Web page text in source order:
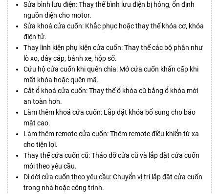
Sửa bình lưu điện: Thay thế bình lưu điện bị hỏng, ổn định
nguồn điện cho motor.
Sửa khoá cửa cuốn: Khắc phục hoặc thay thế khóa cơ, khóa
điện tử.
Thay linh kiện phụ kiện cửa cuốn: Thay thế các bộ phận như
lò xo, dây cáp, bánh xe, hộp số.
Cứu hộ cửa cuốn khi quên chìa: Mở cửa cuốn khẩn cấp khi
mất khóa hoặc quên mã.
Cắt ổ khoá cửa cuốn: Thay thế ổ khóa cũ bằng ổ khóa mới
an toàn hơn.
Làm thêm khoá cửa cuốn: Lắp đặt khóa bổ sung cho bảo
mật cao.
Làm thêm remote cửa cuốn: Thêm remote điều khiển từ xa
cho tiện lợi.
Thay thế cửa cuốn cũ: Tháo dỡ cửa cũ và lắp đặt cửa cuốn
mới theo yêu cầu.
Di dời cửa cuốn theo yêu cầu: Chuyển vị trí lắp đặt cửa cuốn
trong nhà hoặc công trình.